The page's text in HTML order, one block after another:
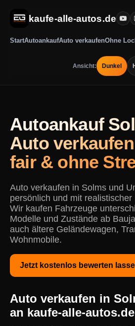
kaufe-alle-autos.de
StartAutoankaufAuto verkaufenOhne
Ansicht: Dunkel
Autoankauf
Auto
fair & ohne
Auto verkaufen in Solms und
persönlich und mit
Wir kaufen Fahrzeuge
Modelle und Zustände ab
auch ältere Geländewagen,
Wohnmobile.
Jetzt kostenlos bewerten
Auto verkaufen in
an kaufe-alle-autos.de